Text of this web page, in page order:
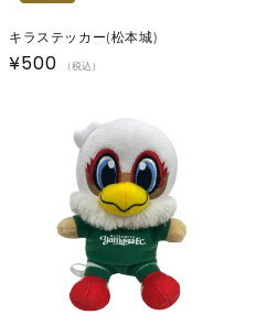
キラステッカー(松本城)
通
¥500 （税込）